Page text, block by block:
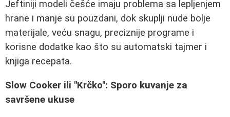
Jeftiniji modeli češće imaju problema sa lepljenjem
hrane i manje su pouzdani, dok skuplji nude bolje
materijale, veću snagu, preciznije programe i
korisne dodatke kao što su automatski tajmer i
knjiga recepata.
Slow Cooker ili "Krčko": Sporo kuvanje za
savršene ukuse